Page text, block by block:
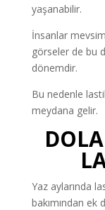
yaşanabilir.
İnsanlar
görseler de bu
dönemdir.
Bu nedenle
meydana gelir.
Yaz aylarında
bakımından ek